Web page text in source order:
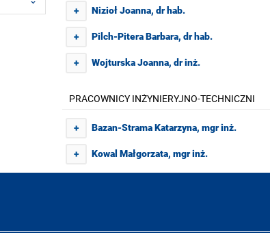
+ Nizioł Joanna, dr hab.
+ Pilch-Pitera Barbara, dr hab.
+ Wojturska Joanna, dr inż.
PRACOWNICY INŻYNIERYJNO-TECHNICZNI
+ Bazan-Strama Katarzyna, mgr inż.
+ Kowal Małgorzata, mgr inż.